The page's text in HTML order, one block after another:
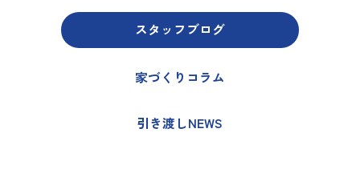
スタッフブログ
家づくりコラム
引き渡しNEWS